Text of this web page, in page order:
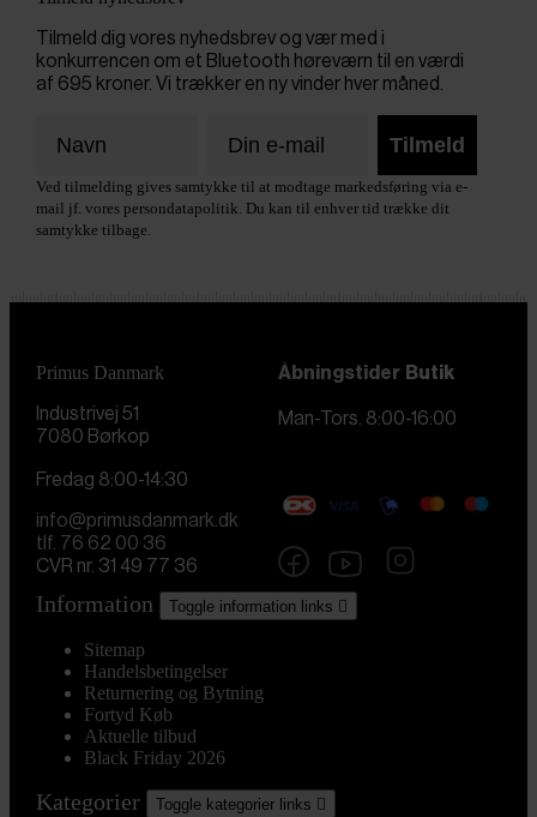
Tilmeld dig vores nyhedsbrev og vær med i
konkurrencen om et Bluetooth høreværn til en værdi
af 695 kroner. Vi trækker en ny vinder hver måned.
Tilmeld
Ved tilmelding gives samtykke til at modtage markedsføring via e-
mail jf. vores persondatapolitik. Du kan til enhver tid trække dit
samtykke tilbage.
Primus Danmark
Industrivej 51
7080 Børkop
Åbningstider Butik
Man-Tors. 8:00-16:00
Fredag 8:00-14:30
info@primusdanmark.dk
tlf. 76 62 00 36
CVR nr. 31 49 77 36
Information Toggle information links 
Sitemap
Handelsbetingelser
Returnering og Bytning
Fortyd Køb
Aktuelle tilbud
Black Friday 2026
Kategorier Toggle kategorier links 